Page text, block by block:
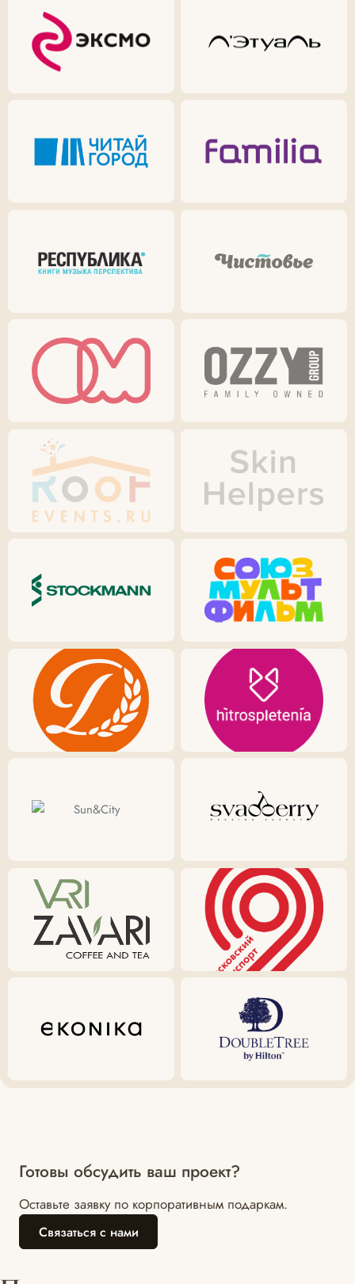
Готовы обсудить ваш проект?
Оставьте заявку по корпоративным подаркам.
Связаться с нами